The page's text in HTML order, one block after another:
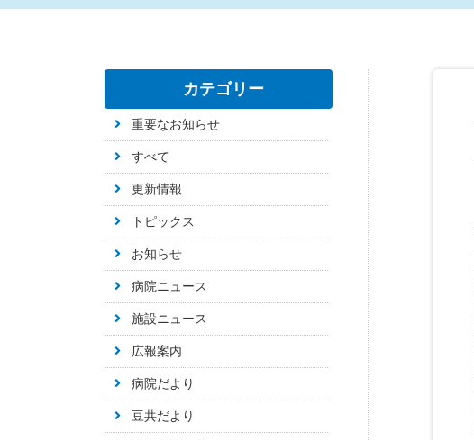
カテゴリー
重要なお知らせ
すべて
更新情報
トピックス
お知らせ
病院ニュース
施設ニュース
広報案内
病院だより
豆共だより